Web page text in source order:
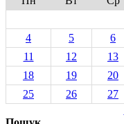
4
5 6
11
12 13
18
19 20
25
26 27